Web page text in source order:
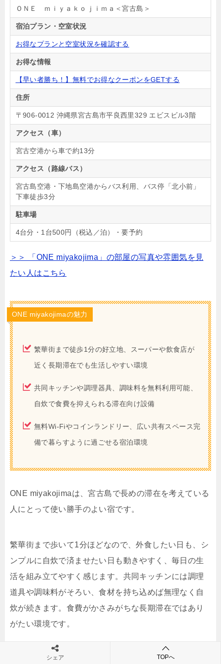
ＯＮＥ ｍｉｙａｋｏｊｉｍａ＜宮古島＞
宿泊プラン・空室状況
お得なプランと空室状況を確認する
お得な情報
【早い者勝ち！】無料でお得なクーポンをGETする
住所
〒906-0012 沖縄県宮古島市平良西里329 エビスビル3階
アクセス（車）
宮古空港から車で約13分
アクセス（路線バス）
宮古島空港・下地島空港からバス利用、バス停「北小前」
下車徒歩3分
駐車場
4台分・1台500円（税込／泊）・要予約
＞＞ 「ONE miyakojima」の部屋の写真や雰囲気を見
たい人はこちら
ONE miyakojimaの魅力
繁華街まで徒歩1分の好立地、スーパーや飲食店が
近く長期滞在でも生活しやすい環境
共同キッチンや調理器具、調味料を無料利用可能、
自炊で食費を抑えられる滞在向け設備
無料Wi-Fiやコインランドリー、広い共有スペース完
備で暮らすように過ごせる宿泊環境
ONE miyakojimaは、宮古島で長めの滞在を考えている
人にとって使い勝手のよい宿です。
繁華街まで歩いて1分ほどなので、外食したい日も、シ
ンプルに自炊で済ませたい日も動きやすく、毎日の生
活を組み立てやすく感じます。共同キッチンには調理
道具や調味料がそろい、食材を持ち込めば無理なく自
炊が続きます。食費がかさみがちな長期滞在ではあり
がたい環境です。
館内には無料Wi-Fi、コインランドリー、冷蔵庫、ウォ
シェア TOPへ